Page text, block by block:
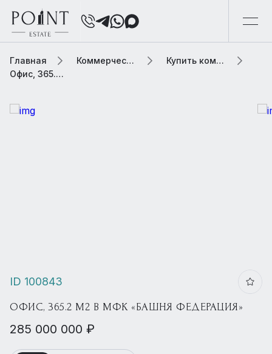
Главная Коммерческая элитная недвижимость
Купить коммерческую недвижимость
Офис, 365.2 м2 В МФК «Башня Федерация»
ID 100843
ОФИС, 365.2 М2 В МФК «БАШНЯ ФЕДЕРАЦИЯ»
285 000 000 ₽